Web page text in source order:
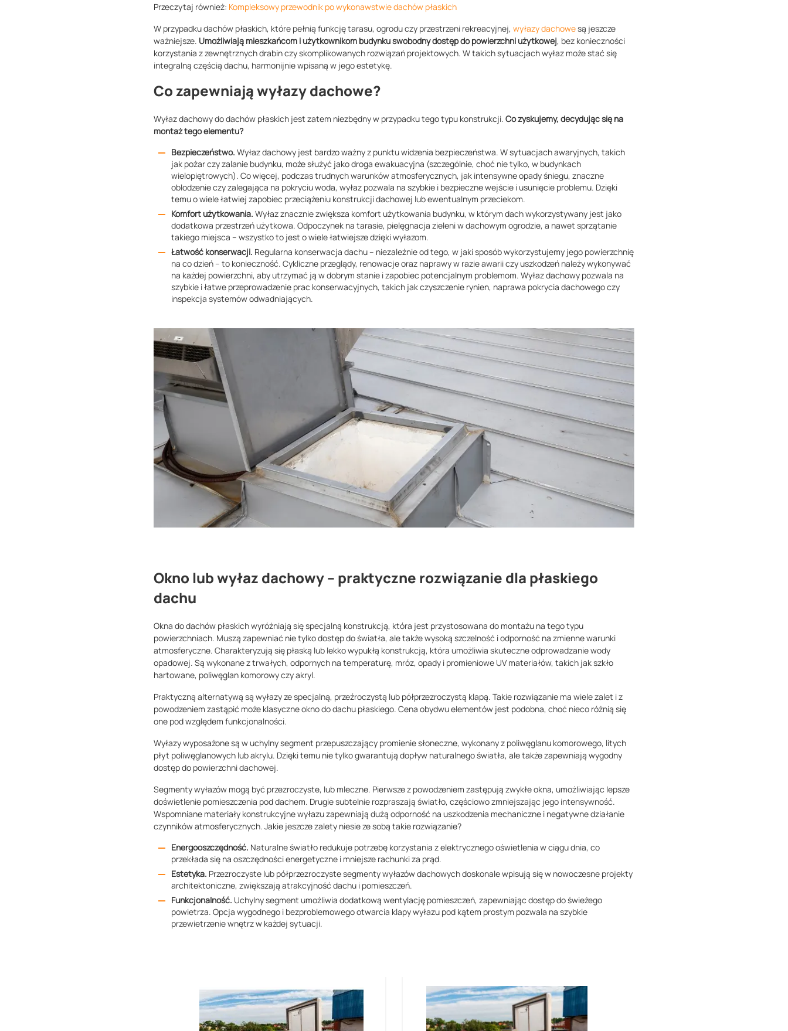
Przeczytaj również: Kompleksowy przewodnik po wykonawstwie dachów płaskich
W przypadku dachów płaskich, które pełnią funkcję tarasu, ogrodu czy przestrzeni rekreacyjnej, wyłazy dachowesą jeszcze
ważniejsze. Umożliwiają mieszkańcom i użytkownikom budynku swobodny dostęp do powierzchni użytkowej, bez konieczności
korzystania z zewnętrznych drabin czy skomplikowanych rozwiązań projektowych. W takich sytuacjach wyłaz może stać się
integralną częścią dachu, harmonijnie wpisaną w jego estetykę.
Co zapewniają wyłazy dachowe?
Wyłaz dachowy do dachów płaskich jest zatem niezbędny w przypadku tego typu konstrukcji. Co zyskujemy, decydując się na
montaż tego elementu?
Bezpieczeństwo. Wyłaz dachowy jest bardzo ważny z punktu widzenia bezpieczeństwa. W sytuacjach awaryjnych, takich
jak pożar czy zalanie budynku, może służyć jako droga ewakuacyjna (szczególnie, choć nie tylko, w budynkach
wielopiętrowych). Co więcej, podczas trudnych warunków atmosferycznych, jak intensywne opady śniegu, znaczne
oblodzenie czy zalegająca na pokryciu woda, wyłaz pozwala na szybkie i bezpieczne wejście i usunięcie problemu. Dzięki
temu o wiele łatwiej zapobiec przeciążeniu konstrukcji dachowej lub ewentualnym przeciekom.
Komfort użytkowania. Wyłaz znacznie zwiększa komfort użytkowania budynku, w którym dach wykorzystywany jest jako
dodatkowa przestrzeń użytkowa. Odpoczynek na tarasie, pielęgnacja zieleni w dachowym ogrodzie, a nawet sprzątanie
takiego miejsca – wszystko to jest o wiele łatwiejsze dzięki wyłazom.
Łatwość konserwacji. Regularna konserwacja dachu – niezależnie od tego, w jaki sposób wykorzystujemy jego powierzchnię
na co dzień – to konieczność. Cykliczne przeglądy, renowacje oraz naprawy w razie awarii czy uszkodzeń należy wykonywać
na każdej powierzchni, aby utrzymać ją w dobrym stanie i zapobiec potencjalnym problemom. Wyłaz dachowy pozwala na
szybkie i łatwe przeprowadzenie prac konserwacyjnych, takich jak czyszczenie rynien, naprawa pokrycia dachowego czy
inspekcja systemów odwadniających.
Okno lub wyłaz dachowy – praktyczne rozwiązanie dla płaskiego
dachu
Okna do dachów płaskich wyróżniają się specjalną konstrukcją, która jest przystosowana do montażu na tego typu
powierzchniach. Muszą zapewniać nie tylko dostęp do światła, ale także wysoką szczelność i odporność na zmienne warunki
atmosferyczne. Charakteryzują się płaską lub lekko wypukłą konstrukcją, która umożliwia skuteczne odprowadzanie wody
opadowej. Są wykonane z trwałych, odpornych na temperaturę, mróz, opady i promieniowe UV materiałów, takich jak szkło
hartowane, poliwęglan komorowy czy akryl.
Praktyczną alternatywą są wyłazy ze specjalną, przeźroczystą lub półprzezroczystą klapą. Takie rozwiązanie ma wiele zalet i z
powodzeniem zastąpić może klasyczne okno do dachu płaskiego. Cena obydwu elementów jest podobna, choć nieco różnią się
one pod względem funkcjonalności.
Wyłazy wyposażone są w uchylny segment przepuszczający promienie słoneczne, wykonany z poliwęglanu komorowego, litych
płyt poliwęglanowych lub akrylu. Dzięki temu nie tylko gwarantują dopływ naturalnego światła, ale także zapewniają wygodny
dostęp do powierzchni dachowej.
Segmenty wyłazów mogą być przezroczyste, lub mleczne. Pierwsze z powodzeniem zastępują zwykłe okna, umożliwiając lepsze
doświetlenie pomieszczenia pod dachem. Drugie subtelnie rozpraszają światło, częściowo zmniejszając jego intensywność.
Wspomniane materiały konstrukcyjne wyłazu zapewniają dużą odporność na uszkodzenia mechaniczne i negatywne działanie
czynników atmosferycznych. Jakie jeszcze zalety niesie ze sobą takie rozwiązanie?
Energooszczędność. Naturalne światło redukuje potrzebę korzystania z elektrycznego oświetlenia w ciągu dnia, co
przekłada się na oszczędności energetyczne i mniejsze rachunki za prąd.
Estetyka. Przezroczyste lub półprzezroczyste segmenty wyłazów dachowych doskonale wpisują się w nowoczesne projekty
architektoniczne, zwiększają atrakcyjność dachu i pomieszczeń.
Funkcjonalność. Uchylny segment umożliwia dodatkową wentylację pomieszczeń, zapewniając dostęp do świeżego
powietrza. Opcja wygodnego i bezproblemowego otwarcia klapy wyłazu pod kątem prostym pozwala na szybkie
przewietrzenie wnętrz w każdej sytuacji.